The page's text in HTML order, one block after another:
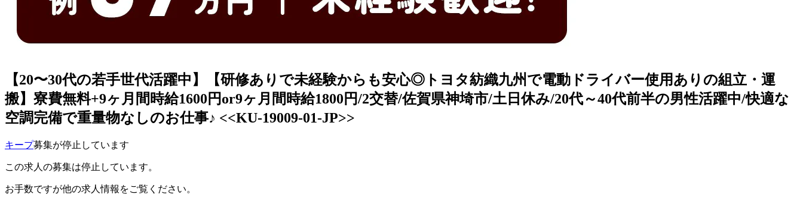
【20〜30代の若手世代活躍中】【研修ありで未経験からも安心◎トヨタ紡織九州で電動ドライバー使用ありの組立・運
搬】寮費無料+9ヶ月間時給1600円or9ヶ月間時給1800円/2交替/佐賀県神埼市/土日休み/20代～40代前半の男性活躍中/快適な
空調完備で重量物なしのお仕事♪ <<KU-19009-01-JP>>
キープ募集が停止しています
この求人の募集は停止しています。
お手数ですが他の求人情報をご覧ください。